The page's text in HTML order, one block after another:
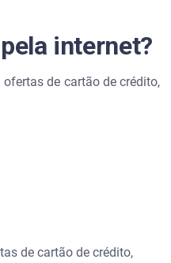
internet?
de cartão de crédito,
de cartão de crédito,